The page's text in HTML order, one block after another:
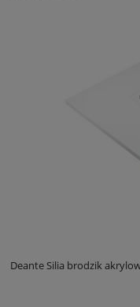
Deante Silia brodzik